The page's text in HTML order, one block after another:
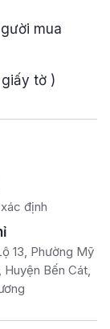
mua
giấy tờ )
định
13, Phường Mỹ
Huyện Bến Cát,